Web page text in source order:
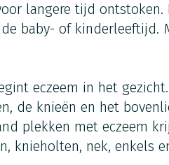
langere tijd
baby- of kinderleeftijd.
eczeem in het
de knieën en het
plekken met eczeem
knieholten, nek, enkels